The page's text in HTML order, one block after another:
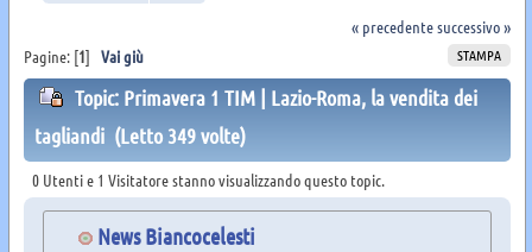
« precedentesuccessivo »
STAMPA
Pagine: [1] Vai giù
Topic: Primavera 1 TIM | Lazio-Roma, la vendita dei
tagliandi (Letto 349 volte)
0 Utenti e 1 Visitatore stanno visualizzando questo topic.
News Biancocelesti